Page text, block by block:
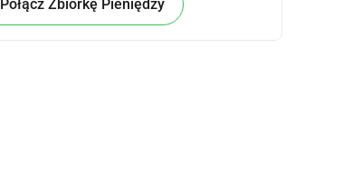
Połącz Zbiórkę Pieniędzy